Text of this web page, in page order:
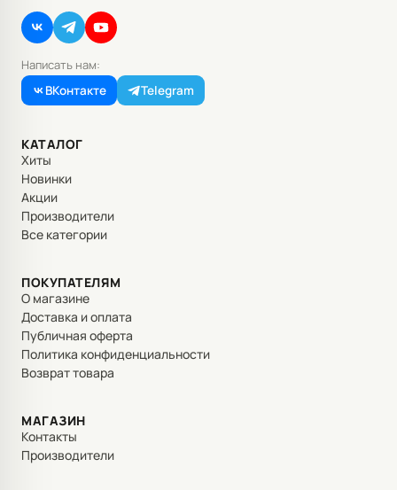
Написать нам:
ВКонтакте
Telegram
КАТАЛОГ
Хиты
Новинки
Акции
Производители
Все категории
ПОКУПАТЕЛЯМ
О магазине
Доставка и оплата
Публичная оферта
Политика конфиденциальности
Возврат товара
МАГАЗИН
Контакты
Производители